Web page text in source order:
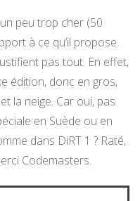
peu trop cher (50
à ce qu’il propose.
pas tout. En effet,
édition, donc en gros,
la neige. Car oui, pas
en Suède ou en
dans DiRT 1 ? Raté,
Codemasters.